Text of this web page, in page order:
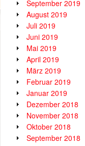
September 2019
August 2019
Juli 2019
Juni 2019
Mai 2019
April 2019
März 2019
Februar 2019
Januar 2019
Dezember 2018
November 2018
Oktober 2018
September 2018